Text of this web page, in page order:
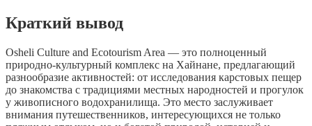
Краткий вывод
Osheli Culture and Ecotourism Area — это полноценный
природно-культурный комплекс на Хайнане, предлагающий
разнообразие активностей: от исследования карстовых пещер
до знакомства с традициями местных народностей и прогулок
у живописного водохранилища. Это место заслуживает
внимания путешественников, интересующихся не только